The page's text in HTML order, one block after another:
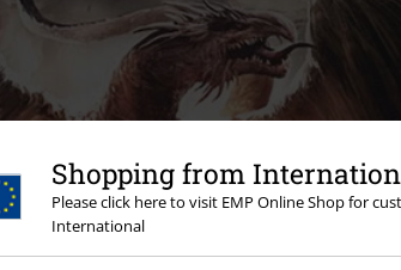
Shopping from
Please click here to visit EMP Online Shop for
International